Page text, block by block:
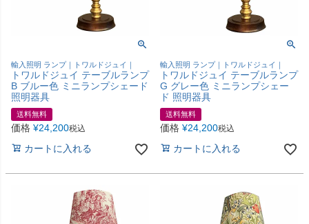
輸入照明 ランプ｜トワルドジュイ｜
トワルドジュイ テーブルランプ
B ブルー色 ミニランプシェード
照明器具
送料無料
価格 ¥24,200税込
カートに入れる
輸入照明 ランプ｜トワルドジュイ｜
トワルドジュイ テーブルランプ
G グレー色 ミニランプシェー
ド 照明器具
送料無料
価格 ¥24,200税込
カートに入れる